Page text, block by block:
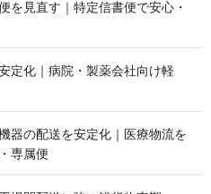
を見直す｜特定信書便で安心・
定化｜病院・製薬会社向け軽
器の配送を安定化｜医療物流を
専 属 便